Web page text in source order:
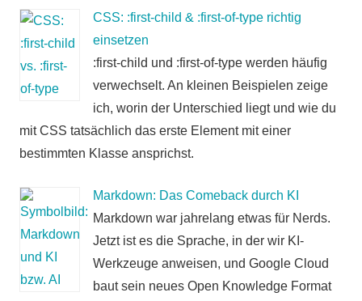
CSS: :first-child & :first-of-type richtig
einsetzen
:first-child und :first-of-type werden häufig
verwechselt. An kleinen Beispielen zeige
ich, worin der Unterschied liegt und wie du
mit CSS tatsächlich das erste Element mit einer
bestimmten Klasse ansprichst.
Markdown: Das Comeback durch KI
Markdown war jahrelang etwas für Nerds.
Jetzt ist es die Sprache, in der wir KI-
Werkzeuge anweisen, und Google Cloud
baut sein neues Open Knowledge Format